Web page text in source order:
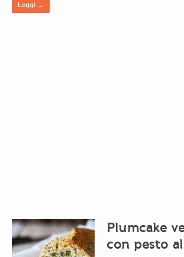
Leggi →
Plumcake
con pesto